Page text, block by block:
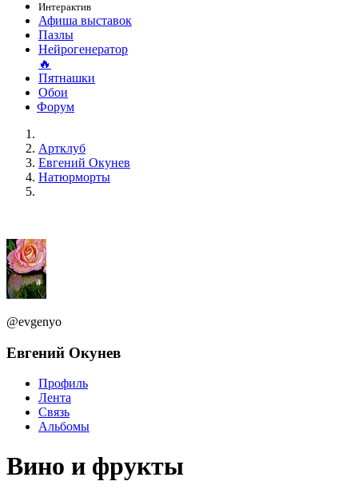
Интерактив
Афиша выставок
Пазлы
Нейрогенератор
🔥
Пятнашки
Обои
Форум
Артклуб
Евгений Окунев
Натюрморты
@evgenyo
Евгений Окунев
Профиль
Лента
Связь
Альбомы
Вино и фрукты